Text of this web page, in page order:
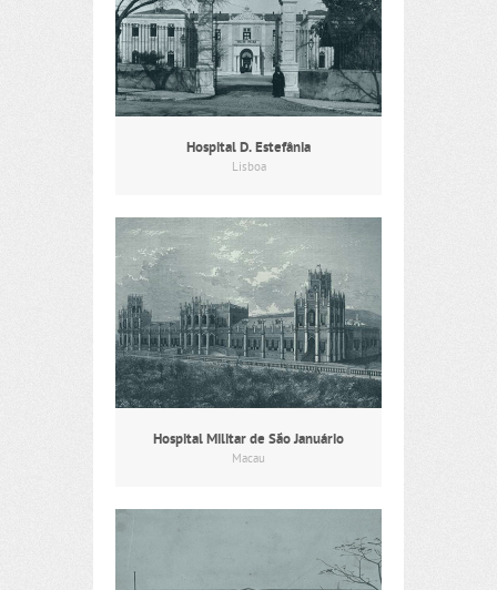
Hospital D. Estefânia
Lisboa
Hospital Militar de São Januário
Macau